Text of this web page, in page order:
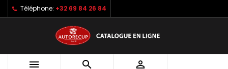
Téléphone: +32 69 84 26 84
  